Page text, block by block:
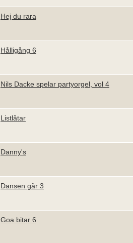
Hej du rara
Hålligång 6
Nils Dacke spelar partyorgel, vol 4
Listlåtar
Danny's
Dansen går 3
Goa bitar 6